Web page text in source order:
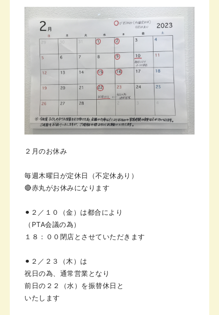
２月のお休み
毎週木曜日が定休日（不定休あり）
🔴赤丸がお休みになります
⚫︎２／１０（金）は都合により
（PTA会議の為）
１８：００閉店とさせていただきます
⚫︎２／２３（木）は
祝日の為、通常営業となり
前日の２２（水）を振替休日と
いたします